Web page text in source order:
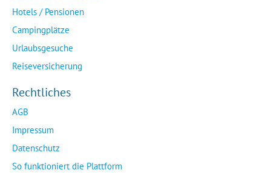
Hotels / Pensionen
Campingplätze
Urlaubsgesuche
Reiseversicherung
Rechtliches
AGB
Impressum
Datenschutz
So funktioniert die Plattform